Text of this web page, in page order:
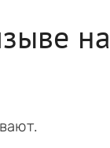
на